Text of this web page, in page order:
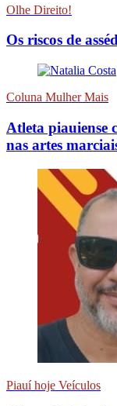
Olhe Direito!
Os riscos de
Coluna Mulher Mais
Atleta piauiense
nas artes
Piauí hoje Veículos